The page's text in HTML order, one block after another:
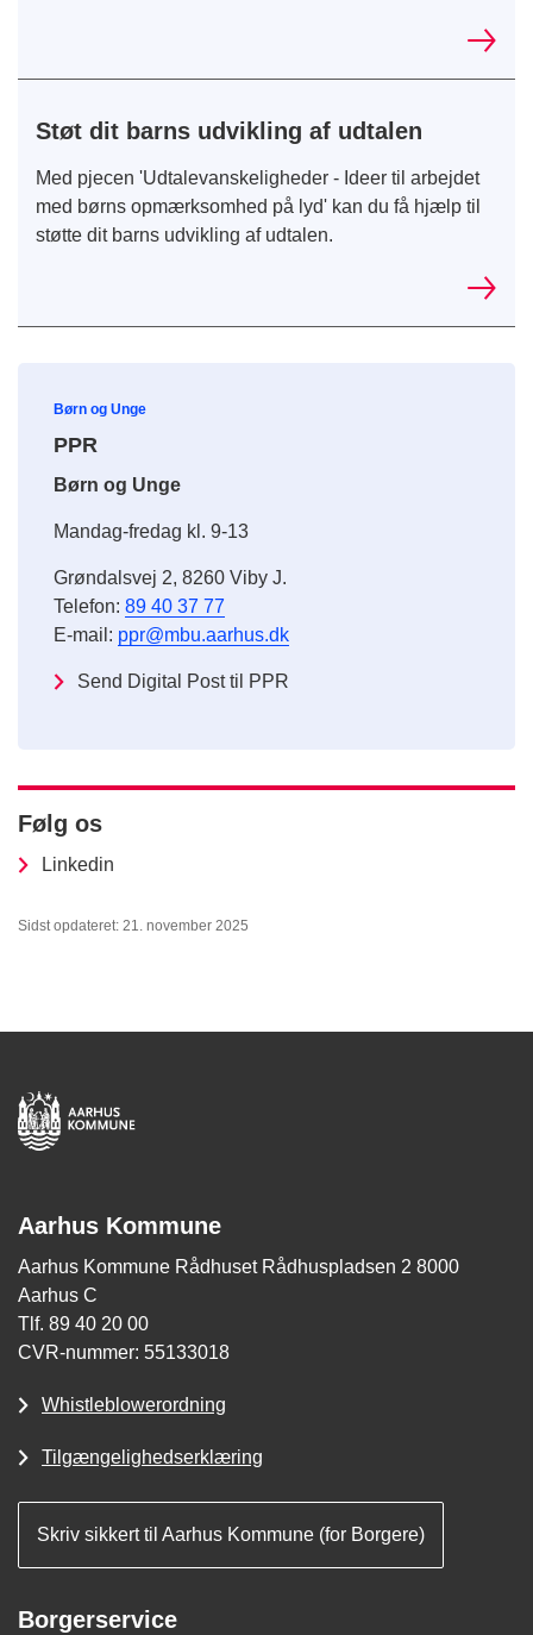
Støt dit barns udvikling af udtalen
Med pjecen 'Udtalevanskeligheder - Ideer til arbejdet
med børns opmærksomhed på lyd' kan du få hjælp til
støtte dit barns udvikling af udtalen.
Børn og Unge
PPR
Børn og Unge
Mandag-fredag kl. 9-13
Grøndalsvej 2, 8260 Viby J.
Telefon: 89 40 37 77
E-mail: ppr@mbu.aarhus.dk
Send Digital Post til PPR
Følg os
Linkedin
Sidst opdateret: 21. november 2025
Aarhus Kommune
Aarhus Kommune Rådhuset Rådhuspladsen 2 8000
Aarhus C
Tlf. 89 40 20 00
CVR-nummer: 55133018
Whistleblowerordning
Tilgængelighedserklæring
Skriv sikkert til Aarhus Kommune (for Borgere)
Borgerservice